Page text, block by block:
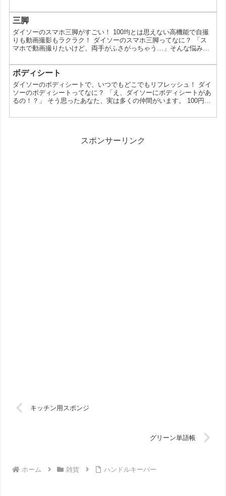
するのは、造花の多肉植物を小さなポットにまとめたインテリアア
イテムです。実物の多肉植物のような雰囲気を楽しみつつ、水やり
や日当たりを気にしなくていいのが特徴。グリーンを置きたいけれ
ど植物のお世話はハードルが高い、という人にも取り入れやすい作
り...
三脚
ダイソーのスマホ三脚がすごい！ 100均とは思えない高機能で自撮
りも動画撮影もラクラク！ ダイソーのスマホ三脚ってなに？ 「ス
マホで動画撮りたいけど、両手がふさがっちゃう…」そんな悩みを
軽に使えるスマホ三脚が手に入るんです。今回は、ダイソーのスマ
ホ三脚の魅力を徹底解剖！自撮りや動画撮影をもっと楽しくするヒ
ントをお届けします。 なぜダイソーのスマホ三脚が人気なの？ ダ
イソーのスマホ三脚が人気を集めている理由は、以下の...
ボディシート
ダイソーのボディシートで、いつでもどこでもリフレッシュ！ ダイ
ソーのボディシートってなに？ 「え、ダイソーにボディシートがあ
るの！？」 そう思ったあなた、実は多くの仲間がいます。 100円シ
んといってもそのコスパの良さと種類の豊富さです。 今回は、そん
ィシート｜の香りや成分から選べる ダイソーのボ...
スポンサーリンク
キッチン用スポンジ
グリーン単語帳
ホーム 雑貨 ハンドルキーパー